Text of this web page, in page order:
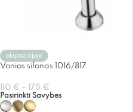
ekspozicijoje
Vonios sifonas 1016/817
110 € – 175 €
Pasirinkti Savybes